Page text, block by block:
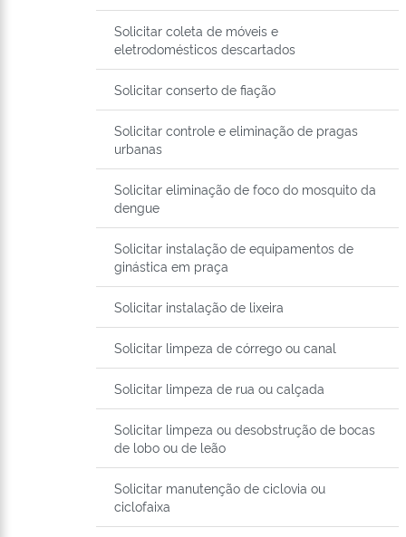
Solicitar coleta de móveis e
eletrodomésticos descartados
Solicitar conserto de fiação
Solicitar controle e eliminação de pragas
urbanas
Solicitar eliminação de foco do mosquito da
dengue
Solicitar instalação de equipamentos de
ginástica em praça
Solicitar instalação de lixeira
Solicitar limpeza de córrego ou canal
Solicitar limpeza de rua ou calçada
Solicitar limpeza ou desobstrução de bocas
de lobo ou de leão
Solicitar manutenção de ciclovia ou
ciclofaixa